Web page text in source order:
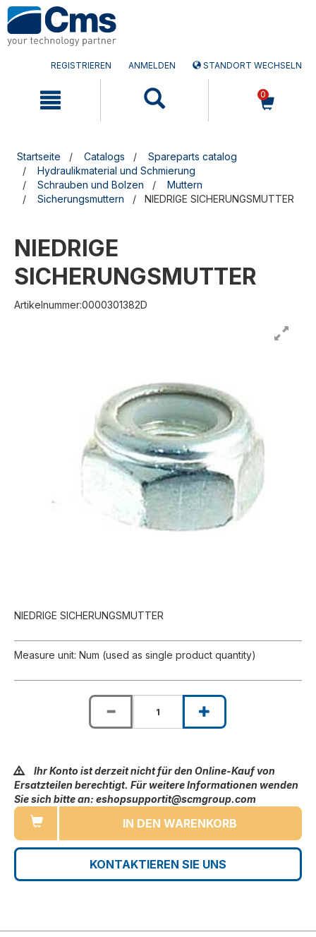
Zum
Inhalt
springen
Zum
Navigationsmen�
springen
REGISTRIEREN ANMELDEN STANDORT WECHSELN
0
Startseite Catalogs
Spareparts catalog
Hydraulikmaterial und Schmierung
Schrauben und Bolzen
Muttern
Sicherungsmuttern
NIEDRIGE SICHERUNGSMUTTER
NIEDRIGE
SICHERUNGSMUTTER
Artikelnummer:0000301382D
NIEDRIGE SICHERUNGSMUTTER
Measure unit: Num (used as single product quantity)
Ihr Konto ist derzeit nicht für den Online-Kauf von
Ersatzteilen berechtigt. Für weitere Informationen wenden
Sie sich bitte an: eshopsupportit@scmgroup.com
IN DEN WARENKORB
KONTAKTIEREN SIE UNS